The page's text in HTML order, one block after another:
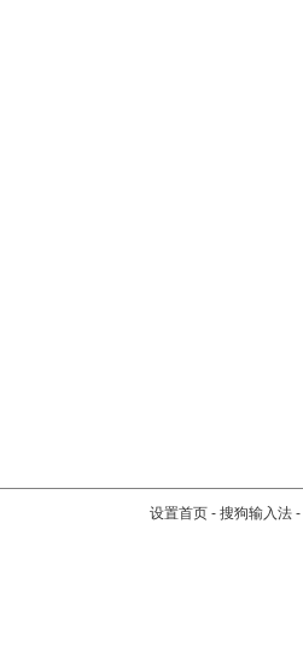
设置首页 - 搜狗输入法 -